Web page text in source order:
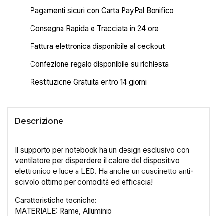
Pagamenti sicuri con Carta PayPal Bonifico
Consegna Rapida e Tracciata in 24 ore
Fattura elettronica disponibile al ceckout
Confezione regalo disponibile su richiesta
Restituzione Gratuita entro 14 giorni
Descrizione
Il supporto per notebook ha un design esclusivo con
ventilatore per disperdere il calore del dispositivo
elettronico e luce a LED. Ha anche un cuscinetto anti-
scivolo ottimo per comodità ed efficacia!
Caratteristiche tecniche:
MATERIALE: Rame, Alluminio